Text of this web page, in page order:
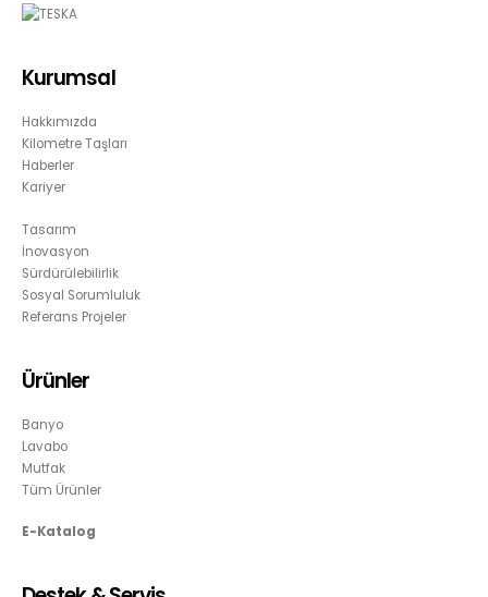
Kurumsal
Hakkımızda
Kilometre Taşları
Haberler
Kariyer
Tasarım
İnovasyon
Sürdürülebilirlik
Sosyal Sorumluluk
Referans Projeler
Ürünler
Banyo
Lavabo
Mutfak
Tüm Ürünler
E-Katalog